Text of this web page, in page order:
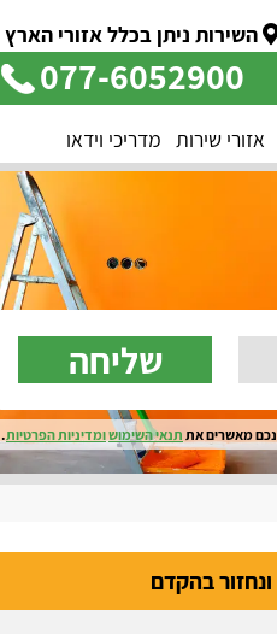
השירות ניתן בכלל אזורי הארץ
077-6052900
אזורי שירות מדריכי וידאו
שליחה
מאשרים את תנאי השימושומדיניות הפרטיות.
בהקדם